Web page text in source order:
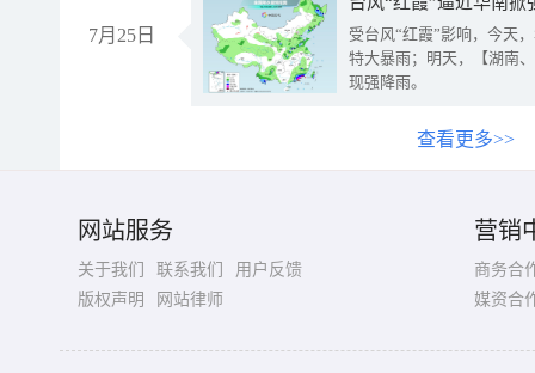
7月25日
受台风“红霞”影响，今天
特大暴雨；明天，【湖南
现强降雨。
查看更多>>
网站服务
关于我们 联系我们
用户反馈
版权声明
网站律师
营销
商务合
媒资合